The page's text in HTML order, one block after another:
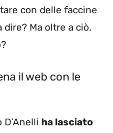
con delle faccine
Ma oltre a ciò,
il web con le
ha lasciato